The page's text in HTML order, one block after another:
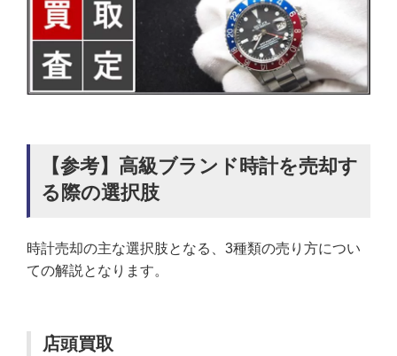
【参考】高級ブランド時計を売却す
る際の選択肢
時計売却の主な選択肢となる、3種類の売り方につい
ての解説となります。
店頭買取